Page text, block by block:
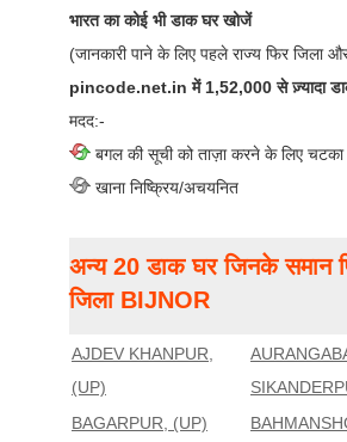
भारत का कोई भी डाक घर खोजें
(जानकारी पाने के लिए पहले राज्य फिर जिला
pincode.net.in में 1,52,000 से ज़्यादा
मदद:-
बगल की सूची को ताज़ा करने के लिए चटका
खाना निष्क्रिय/अचयनित
अन्य 20 डाक घर जिनके समान
जिला BIJNOR
AJDEV KHANPUR,
(UP)
BAGARPUR, (UP)